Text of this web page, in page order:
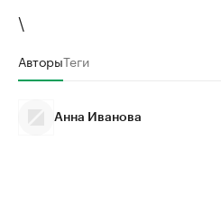
\
АвторыТеги
Анна Иванова